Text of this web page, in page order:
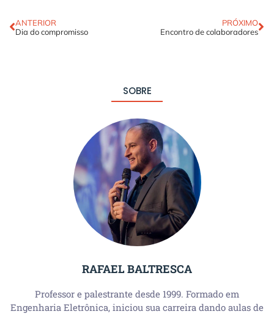
ANTERIOR
Dia do compromisso
PRÓXIMO
Encontro de colaboradores
SOBRE
RAFAEL BALTRESCA
Professor e palestrante desde 1999. Formado em
Engenharia Eletrônica, iniciou sua carreira dando aulas de